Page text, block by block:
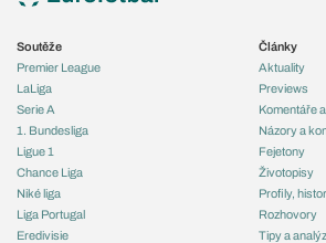
Soutěže
Premier League
LaLiga
Serie A
1. Bundesliga
Ligue 1
Chance Liga
Niké liga
Liga Portugal
Eredivisie
Články
Aktuality
Previews
Komentáře
Názory a
Fejetony
Životopisy
Profily,
Rozhovory
Tipy a